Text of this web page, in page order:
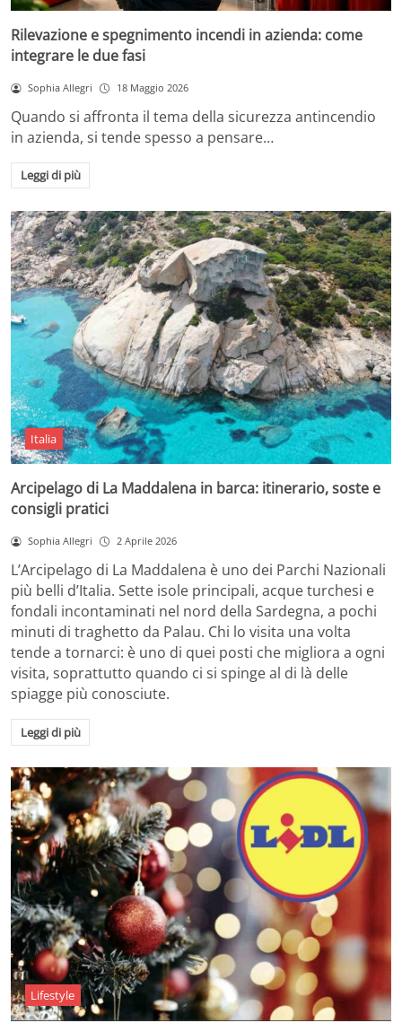
Rilevazione e spegnimento incendi in azienda: come
integrare le due fasi
Sophia Allegri 18 Maggio 2026
Quando si affronta il tema della sicurezza antincendio
in azienda, si tende spesso a pensare…
Leggi di più
Italia
Arcipelago di La Maddalena in barca: itinerario, soste e
consigli pratici
Sophia Allegri 2 Aprile 2026
L’Arcipelago di La Maddalena è uno dei Parchi Nazionali
più belli d’Italia. Sette isole principali, acque turchesi e
fondali incontaminati nel nord della Sardegna, a pochi
minuti di traghetto da Palau. Chi lo visita una volta
tende a tornarci: è uno di quei posti che migliora a ogni
visita, soprattutto quando ci si spinge al di là delle
spiagge più conosciute.
Leggi di più
Lifestyle